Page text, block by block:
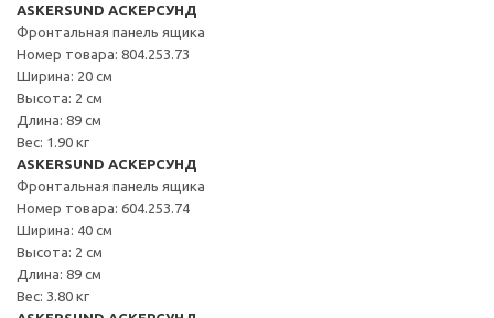
ASKERSUND АСКЕРСУНД
Фронтальная панель ящика
Номер товара: 804.253.73
Ширина: 20 см
Высота: 2 см
Длина: 89 см
Вес: 1.90 кг
ASKERSUND АСКЕРСУНД
Фронтальная панель ящика
Номер товара: 604.253.74
Ширина: 40 см
Высота: 2 см
Длина: 89 см
Вес: 3.80 кг